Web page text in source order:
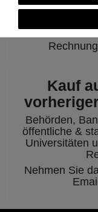
Kauf
Behörden,
öffentliche &
Universitäten
Nehmen Sie